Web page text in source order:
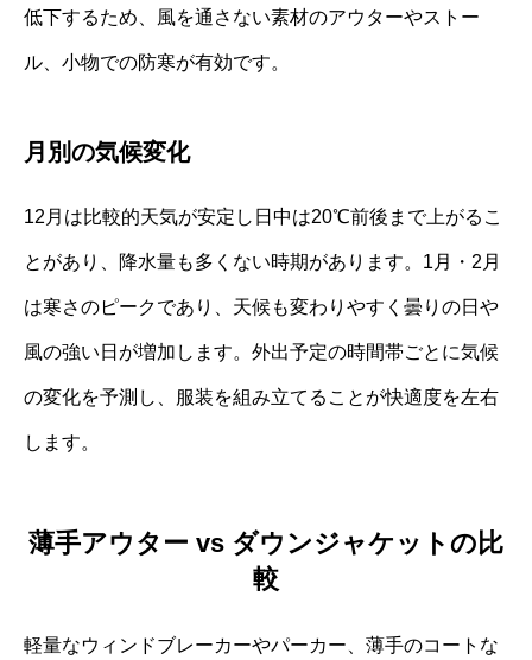
低下するため、風を通さない素材のアウターやストー
ル、小物での防寒が有効です。
月別の気候変化
12月は比較的天気が安定し日中は20℃前後まで上がるこ
とがあり、降水量も多くない時期があります。1月・2月
は寒さのピークであり、天候も変わりやすく曇りの日や
風の強い日が増加します。外出予定の時間帯ごとに気候
の変化を予測し、服装を組み立てることが快適度を左右
します。
薄手アウター vs ダウンジャケットの比
較
軽量なウィンドブレーカーやパーカー、薄手のコートな